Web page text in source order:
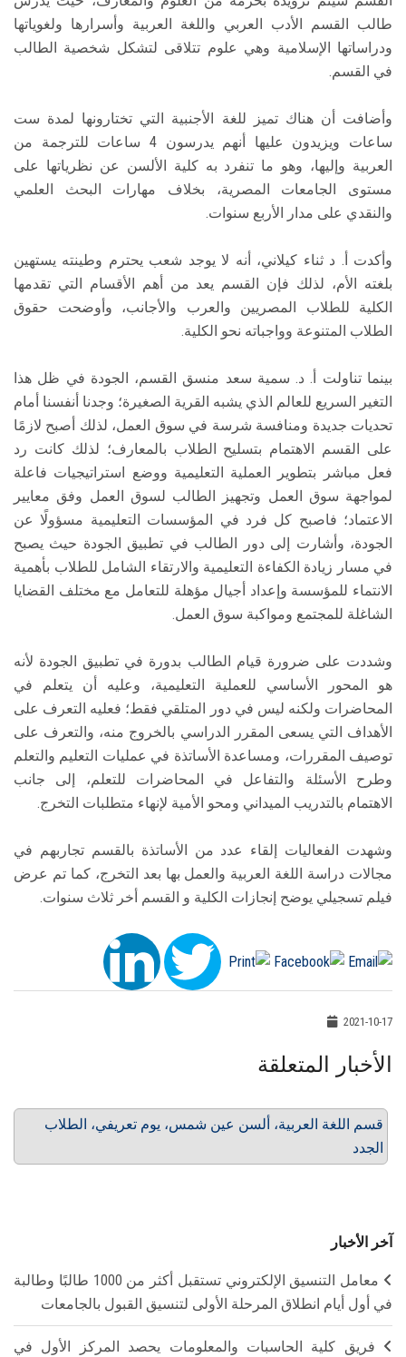
طالب القسم الأدب العربي واللغة العربية وأسرارها ولغوياتها
ودراساتها الإسلامية وهي علوم تتلاقى لتشكل شخصية الطالب
في القسم.
وأضافت أن هناك تميز للغة الأجنبية التي تختارونها لمدة ست
ساعات ويزيدون عليها أنهم يدرسون 4 ساعات للترجمة من
العربية وإليها، وهو ما تنفرد به كلية الألسن عن نظرياتها على
مستوى الجامعات المصرية، بخلاف مهارات البحث العلمي
والنقدي على مدار الأربع سنوات.
وأكدت أ. د ثناء كيلاني، أنه لا يوجد شعب يحترم وطينته يستهين
بلغته الأم، لذلك فإن القسم يعد من أهم الأقسام التي تقدمها
الكلية للطلاب المصريين والعرب والأجانب، وأوضحت حقوق
الطلاب المتنوعة وواجباته نحو الكلية.
بينما تناولت أ. د. سمية سعد منسق القسم، الجودة في ظل هذا
التغير السريع للعالم الذي يشبه القرية الصغيرة؛ وجدنا أنفسنا أمام
تحديات جديدة ومنافسة شرسة في سوق العمل، لذلك أصبح لازمًا
على القسم الاهتمام بتسليح الطلاب بالمعارف؛ لذلك كانت رد
فعل مباشر بتطوير العملية التعليمية ووضع استراتيجيات فاعلة
لمواجهة سوق العمل وتجهيز الطالب لسوق العمل وفق معايير
الاعتماد؛ فاصبح كل فرد في المؤسسات التعليمية مسؤولًا عن
الجودة، وأشارت إلى دور الطالب في تطبيق الجودة حيث يصبح
في مسار زيادة الكفاءة التعليمية والارتقاء الشامل للطلاب بأهمية
الانتماء للمؤسسة وإعداد أجيال مؤهلة للتعامل مع مختلف القضايا
الشاغلة للمجتمع ومواكبة سوق العمل.
وشددت على ضرورة قيام الطالب بدورة في تطبيق الجودة لأنه
هو المحور الأساسي للعملية التعليمية، وعليه أن يتعلم في
المحاضرات ولكنه ليس في دور المتلقي فقط؛ فعليه التعرف على
الأهداف التي يسعى المقرر الدراسي بالخروج منه، والتعرف على
توصيف المقررات، ومساعدة الأساتذة في عمليات التعليم والتعلم
وطرح الأسئلة والتفاعل في المحاضرات للتعلم، إلى جانب
الاهتمام بالتدريب الميداني ومحو الأمية لإنهاء متطلبات التخرج.
وشهدت الفعاليات إلقاء عدد من الأساتذة بالقسم تجاربهم في
مجالات دراسة اللغة العربية والعمل بها بعد التخرج، كما تم عرض
فيلم تسجيلي يوضح إنجازات الكلية و القسم أخر ثلاث سنوات.
2021-10-17
الأخبار المتعلقة
قسم اللغة العربية، ألسن عين شمس، يوم تعريفي، الطلاب
الجدد
آخر الأخبار
معامل التنسيق الإلكتروني تستقبل أكثر من 1000 طالبًا وطالبة
في أول أيام انطلاق المرحلة الأولى لتنسيق القبول بالجامعات
فريق كلية الحاسبات والمعلومات يحصد المركز الأول في